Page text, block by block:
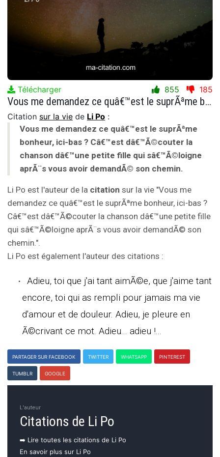
Télécharger 855 185
Vous me demandez ce quâ€™est le suprÃªme bonheur, ici-bas ? Câ€™est dâ€™Ã©couter la chanson dâ€™une petite fille qui sâ€™Ã©loigne aprÃ¨s vous avoir demandÃ© son chemin.
Citation sur la vie de Li Po :
Vous me demandez ce quâ€™est le suprÃªme
bonheur, ici-bas ? Câ€™est dâ€™Ã©couter la
chanson dâ€™une petite fille qui sâ€™Ã©loigne
aprÃ¨s vous avoir demandÃ© son chemin.
Li Po est l'auteur de la citation sur la vie "Vous me
demandez ce quâ€™est le suprÃªme bonheur, ici-bas ?
Câ€™est dâ€™Ã©couter la chanson dâ€™une petite fille
qui sâ€™Ã©loigne aprÃ¨s vous avoir demandÃ© son
chemin.".
Li Po est également l'auteur des citations :
Adieu, toi que j'ai tant aimÃ©e, que j'aime tant
encore, toi qui as rempli pour jamais ma vie
d'amour et de douleur. Adieu, je pleure en
Ã©crivant ce mot. Adieu... adieu !...
PARTAGER SUR FACEBOOK TWITTER WHATSAPP PINTEREST
TUMBLR GOOGLE
L'auteur
Citations de Li Po
➡️ Lire toutes les citations de Li Po
En savoir plus sur Li Po